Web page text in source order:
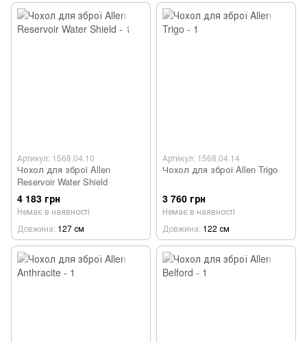
Артикул: 1568.04.10
Чохол для зброї Allen
Reservoir Water Shield
4 183 грн
Немає в наявності
Довжина 127 см
Артикул: 1568.04.14
Чохол для зброї Allen Trigo
3 760 грн
Немає в наявності
Довжина 122 см